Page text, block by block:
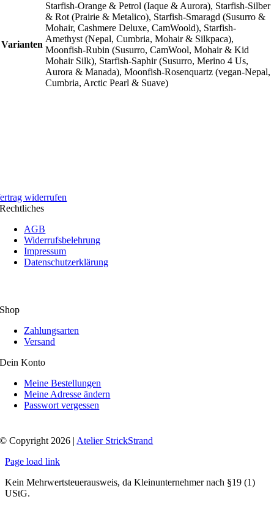
Varianten
Starfish-Orange & Petrol (Iaque & Aurora), Starfish-Silber
& Rot (Prairie & Metalico), Starfish-Smaragd (Susurro &
Mohair, Cashmere Deluxe, CamWoold), Starfish-
Amethyst (Nepal, Cumbria, Mohair & Silkpaca),
Moonfish-Rubin (Susurro, CamWool, Mohair & Kid
Mohair Silk), Starfish-Saphir (Susurro, Merino 4 Us,
Aurora & Manada), Moonfish-Rosenquartz (vegan-Nepal,
Cumbria, Arctic Pearl & Suave)
widerrufen
Rechtliches
AGB
Widerrufsbelehrung
Impressum
Datenschutzerklärung
Shop
Zahlungsarten
Versand
Dein Konto
Meine Bestellungen
Meine Adresse ändern
Passwort vergessen
© Copyright 2026 | Atelier StrickStrand
Page load link
Kein Mehrwertsteuerausweis, da Kleinunternehmer nach §19 (1)
UStG.